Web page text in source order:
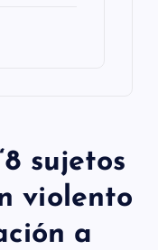
8 sujetos
violento
a